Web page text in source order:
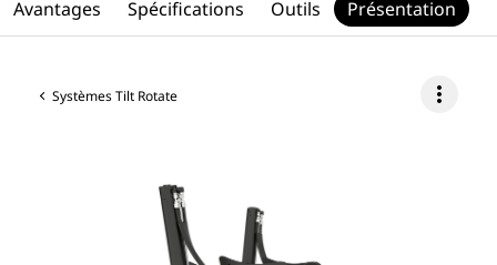
Systèmes Tilt Rotate more_vert
Avantages Spécifications Outils Présentation